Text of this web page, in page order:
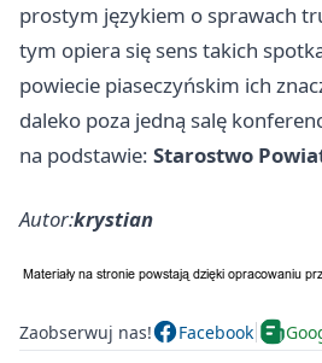
prostym językiem o sprawach
tym opiera się sens takich
powiecie piaseczyńskim ich
daleko poza jedną salę
na podstawie: Starostwo
Autor:krystian
Zaobserwuj nas! Facebook